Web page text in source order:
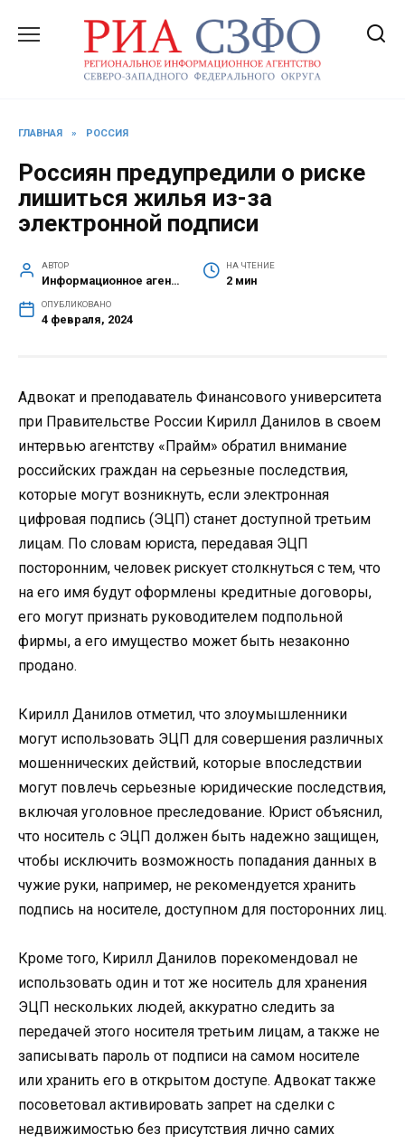
содержанию
ГЛАВНАЯ » РОССИЯ
Россиян предупредили о риске
лишиться жилья из-за
электронной подписи
АВТОР
Информационное агентство СЗФО
НА ЧТЕНИЕ
2 мин
ОПУБЛИКОВАНО
4 февраля, 2024
Адвокат и преподаватель Финансового университета
при Правительстве России Кирилл Данилов в своем
интервью агентству «Прайм» обратил внимание
российских граждан на серьезные последствия,
которые могут возникнуть, если электронная
цифровая подпись (ЭЦП) станет доступной третьим
лицам. По словам юриста, передавая ЭЦП
посторонним, человек рискует столкнуться с тем, что
на его имя будут оформлены кредитные договоры,
его могут признать руководителем подпольной
фирмы, а его имущество может быть незаконно
продано.
Кирилл Данилов отметил, что злоумышленники
могут использовать ЭЦП для совершения различных
мошеннических действий, которые впоследствии
могут повлечь серьезные юридические последствия,
включая уголовное преследование. Юрист объяснил,
что носитель с ЭЦП должен быть надежно защищен,
чтобы исключить возможность попадания данных в
чужие руки, например, не рекомендуется хранить
подпись на носителе, доступном для посторонних лиц.
Кроме того, Кирилл Данилов порекомендовал не
использовать один и тот же носитель для хранения
ЭЦП нескольких людей, аккуратно следить за
передачей этого носителя третьим лицам, а также не
записывать пароль от подписи на самом носителе
или хранить его в открытом доступе. Адвокат также
посоветовал активировать запрет на сделки с
недвижимостью без присутствия лично самих